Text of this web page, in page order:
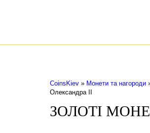
CoinsKiev » Монети та нагороди
Олександра II
ЗОЛОТІ